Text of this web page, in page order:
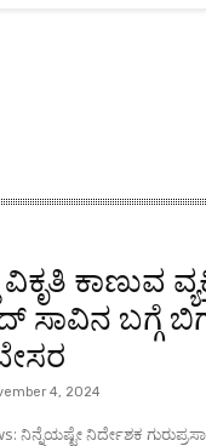
ಕಾಣುವ
ಸಾವಿನ ಬಗ್ಗೆ
4, 2024
ನಿನ್ನೆಯಷ್ಟೇ ನಿರ್ದೇಶಕ